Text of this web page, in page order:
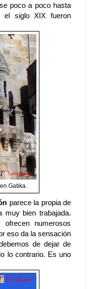
poco a poco hasta
el siglo XIX fueron
Gatika.
parece la propia de
muy bien trabajada.
numerosos
eso da la sensación
de dejar de
lo contrario. Es uno